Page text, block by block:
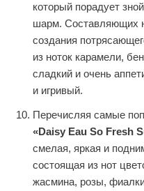
который порадует
шарм. Составляющих
создания
из ноток карамели,
сладкий и очень
и игривый.
Перечисляя самые
«Daisy Eau So Fresh
смелая, яркая и
состоящая из нот
жасмина, розы,